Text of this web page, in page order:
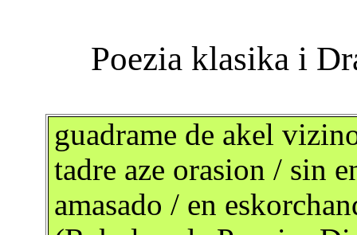
guadrame de akel
tadre aze orasion / sin
amasado / en